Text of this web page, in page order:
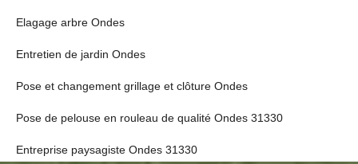
Elagage arbre Ondes
Entretien de jardin Ondes
Pose et changement grillage et clôture Ondes
Pose de pelouse en rouleau de qualité Ondes 31330
Entreprise paysagiste Ondes 31330